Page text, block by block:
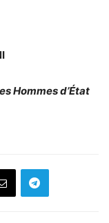
Hommes d’État